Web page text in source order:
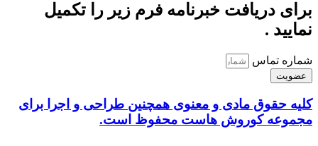
برای دریافت خبرنامه فرم زیر را تکمیل
نمایید .
شماره تماس
عضویت
کلیه حقوق مادی و معنوی همچنین طراحی و اجرا برای
مجموعه کوروش هاست محفوظ است.